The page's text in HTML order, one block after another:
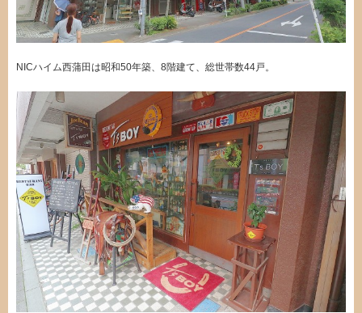
NICハイム西蒲田は昭和50年築、8階建て、総世帯数44戸。